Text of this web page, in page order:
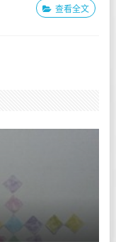
查看全文